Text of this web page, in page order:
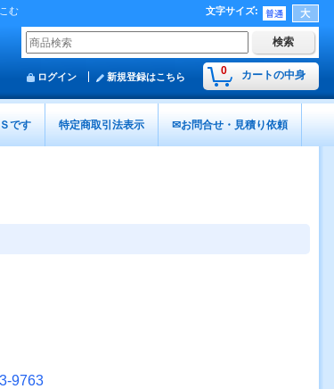
む 文字サイズ:
0 カートの中身
ログイン 新規登録はこちら
です 特定商取引法表示 ✉お問合せ・見積り依頼
9763